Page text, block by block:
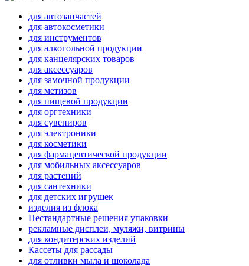
для автозапчастей
для автокосметики
для инструментов
для алкогольной продукции
для канцелярских товаров
для аксессуаров
для замочной продукции
для метизов
для пищевой продукции
для оргтехники
для сувениров
для электроники
для косметики
для фармацевтической продукции
для мобильных аксессуаров
для растений
для сантехники
для детских игрушек
изделия из флока
Нестандартные решения упаковки
рекламные дисплеи, муляжи, витрины
для кондитерских изделий
Кассеты для рассады
для отливки мыла и шоколада